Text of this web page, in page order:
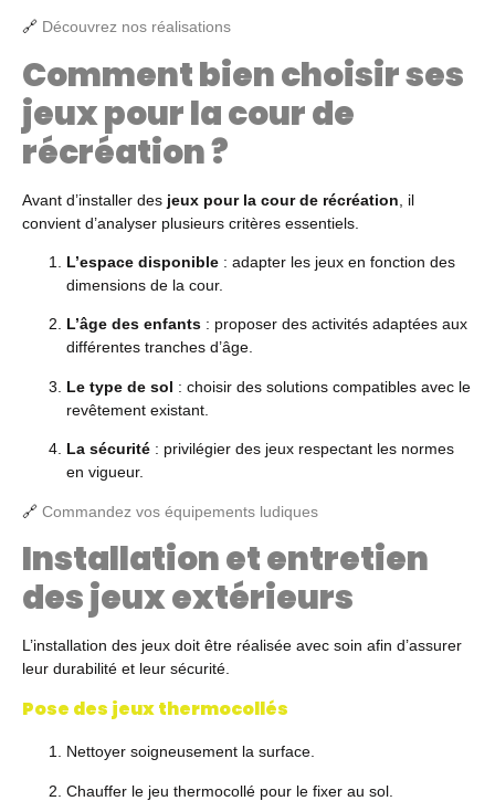
🔗 Découvrez nos réalisations
Comment bien choisir ses
jeux pour la cour de
récréation ?
Avant d’installer des jeux pour la cour de récréation , il
convient d’analyser plusieurs critères essentiels.
L’espace disponible : adapter les jeux en fonction des
dimensions de la cour.
L’âge des enfants : proposer des activités adaptées aux
différentes tranches d’âge.
Le type de sol : choisir des solutions compatibles avec le
revêtement existant.
La sécurité : privilégier des jeux respectant les normes
en vigueur.
🔗 Commandez vos équipements ludiques
Installation et entretien
des jeux extérieurs
L’installation des jeux doit être réalisée avec soin afin d’assurer
leur durabilité et leur sécurité.
Pose des jeux thermocollés
Nettoyer soigneusement la surface.
Chauffer le jeu thermocollé pour le fixer au sol.